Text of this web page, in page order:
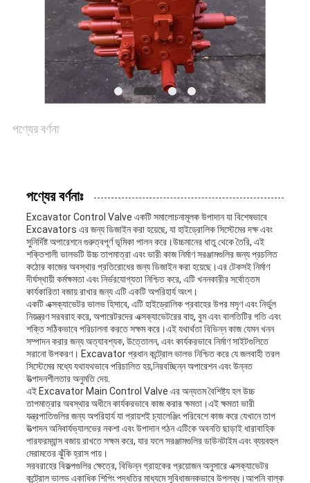
পণ্যের বর্ণনা
পণ্যের বর্ণনাঃ
Excavator Control Valve একটি সমালোচনামূলক উপাদান যা বিশেষভাবে
Excavators এর জন্য ডিজাইন করা হয়েছে, যা হাইড্রোলিক সিস্টেমের দক্ষ এবং
সুনির্দিষ্ট অপারেশনে গুরুত্বপূর্ণ ভূমিকা পালন করে।উচ্চমানের ধাতু থেকে তৈরি, এই
শক্তিশালী ভালভটি উচ্চ তাপমাত্রা এবং ভারী কাজ নির্মাণ সরঞ্জামগুলির জন্য প্রচলিত
কঠোর কাজের অবস্থার প্রতিরোধের জন্য ডিজাইন করা হয়েছে।এর টেকসই নির্মাণ
দীর্ঘস্থায়ী কর্মক্ষমতা এবং নির্ভরযোগ্যতা নিশ্চিত করে, এটি খননকারীর সর্বোত্তম
কার্যকারিতা বজায় রাখার জন্য এটি একটি অপরিহার্য অংশ।
একটি এক্সক্যাভেটর ভালভ হিসাবে, এটি হাইড্রোলিক প্রবাহের উপর মসৃণ এবং নির্ভুল
নিয়ন্ত্রণ সরবরাহ করে, অপারেটরদের এক্সক্যাভেটরের বাহু, বুম এবং বালতিটির গতি এবং
শক্তি সঠিকভাবে পরিচালনা করতে সক্ষম করে।এই যথার্থতা বিভিন্ন কাজ যেমন খনন
সম্পাদন করার জন্য অত্যাবশ্যক, উত্তোলন, এবং কার্যকরভাবে নির্মাণ সাইটগুলিতে
সরানো উপকরণ। Excavator প্রধান কন্ট্রোল ভালভ নিশ্চিত করে যে জলবাহী তরল
সিস্টেমের মধ্যে যথাযথভাবে পরিচালিত হয়,নিরবচ্ছিন্ন অপারেশন এবং উন্নত
উত্পাদনশীলতার অনুমতি দেয়.
এই Excavator Main Control Valve এর অন্যতম বৈশিষ্ট্য হল উচ্চ
তাপমাত্রার অবস্থার অধীনে কার্যকরভাবে কাজ করার ক্ষমতা।এই ক্ষমতা ভারী
যন্ত্রপাতিগুলির জন্য অপরিহার্য যা প্রায়শই চ্যালেঞ্জিং পরিবেশে কাজ করে যেখানে তাপ
উত্পাদন অনিবার্যভ্যালভের নকশা এবং উপাদান গঠন এটিকে অবনতি ছাড়াই ধারাবাহিক
পারফরম্যান্স বজায় রাখতে সক্ষম করে, যার ফলে সরঞ্জামগুলির ডাউনটাইম এবং ব্যয়বহুল
মেরামতের ঝুঁকি হ্রাস পায়।
সরবরাহের বিকল্পগুলির ক্ষেত্রে, বিভিন্ন গ্রাহকের প্রয়োজন অনুসারে এক্সক্যাভেটর
কন্ট্রোল ভালভ একাধিক শিপিং পদ্ধতির মাধ্যমে সুবিধাজনকভাবে উপলব্ধ।আপনি বাল্ক